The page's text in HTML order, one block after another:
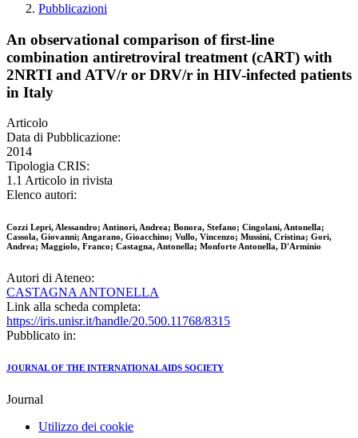
Pubblicazioni
An observational comparison of first-line
combination antiretroviral treatment (cART) with
2NRTI and ATV/r or DRV/r in HIV-infected patients
in Italy
Articolo
Data di Pubblicazione:
2014
Tipologia CRIS:
1.1 Articolo in rivista
Elenco autori:
Cozzi Lepri, Alessandro; Antinori, Andrea; Bonora, Stefano; Cingolani, Antonella;
Cassola, Giovanni; Angarano, Gioacchino; Vullo, Vincenzo; Mussini, Cristina; Gori,
Andrea; Maggiolo, Franco; Castagna, Antonella; Monforte Antonella, D'Arminio
Autori di Ateneo:
CASTAGNA ANTONELLA
Link alla scheda completa:
https://iris.unisr.it/handle/20.500.11768/8315
Pubblicato in:
JOURNAL OF THE INTERNATIONAL AIDS SOCIETY
Journal
Utilizzo dei cookie